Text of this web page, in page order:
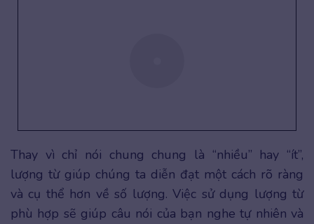
Thay vì chỉ nói chung chung là “nhiều” hay “ít”,
lượng từ giúp chúng ta diễn đạt một cách rõ ràng
và cụ thể hơn về số lượng. Việc sử dụng lượng từ
phù hợp sẽ giúp câu nói của bạn nghe tự nhiên và